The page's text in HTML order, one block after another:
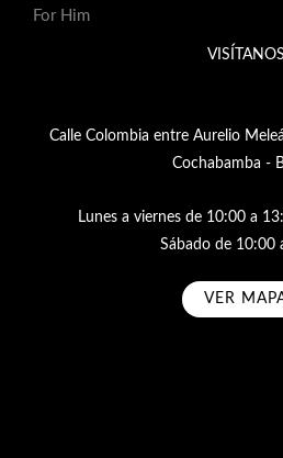
For Him
VISÍTANOS
Calle Colombia entre Aurelio
Cochabamba -
Lunes a viernes de 10:00 a
Sábado de 10:00
VER